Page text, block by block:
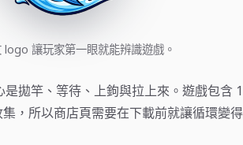
logo 讓玩家第一眼就能辨識遊戲。
是拋竿、等待、上鉤與拉上來。遊戲包含
，所以商店頁需要在下載前就讓循環變